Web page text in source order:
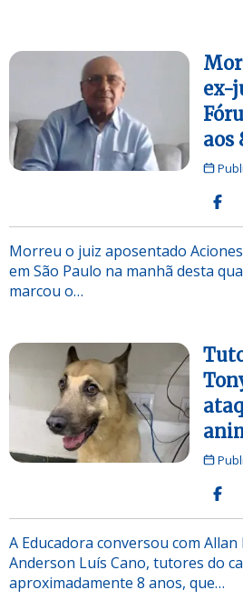
ex-
aos
Morreu o juiz aposentado
em São Paulo na manhã desta
marcou o…
A Educadora conversou com Allan
Anderson Luís Cano, tutores do
aproximadamente 8 anos, que…